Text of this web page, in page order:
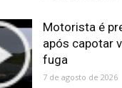
Motorista é
após capotar
fuga
7 de agosto de 2026